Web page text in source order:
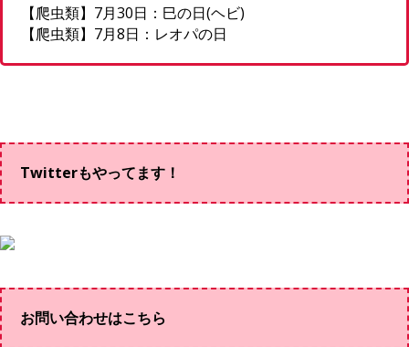
【爬虫類】7月30日：巳の日(ヘビ)
【爬虫類】7月8日：レオパの日
Twitterもやってます！
お問い合わせはこちら